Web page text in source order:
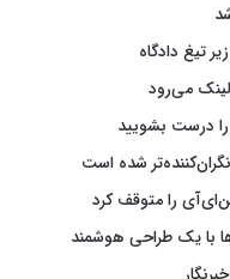
را درست بشویید
نگران‌کننده‌تر شده است
را متوقف کرد